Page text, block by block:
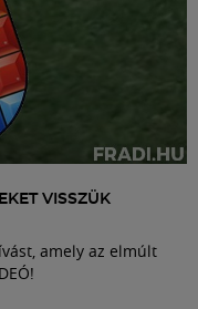
VISSZÜK
amely az elmúlt